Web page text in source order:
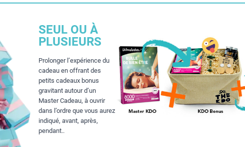
SEUL OU À
PLUSIEURS
Prolonger l’expérience du
cadeau en offrant des
petits cadeaux bonus
gravitant autour d’un
Master Cadeau, à ouvrir
dans l’ordre que vous aurez
indiqué, avant, après,
pendant..